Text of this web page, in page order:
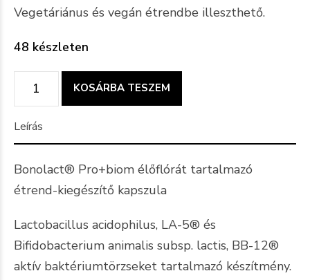
Vegetáriánus és vegán étrendbe illeszthető.
48 készleten
Bonolact®
élőflórás
készítmény
(30
darabos
mennyiség
KOSÁRBA TESZEM
Leírás
Bonolact® Pro+biom élőflórát tartalmazó
étrend-kiegészítő kapszula
Lactobacillus acidophilus, LA-5® és
Bifidobacterium animalis subsp. lactis, BB-12®
aktív baktériumtörzseket tartalmazó készítmény.